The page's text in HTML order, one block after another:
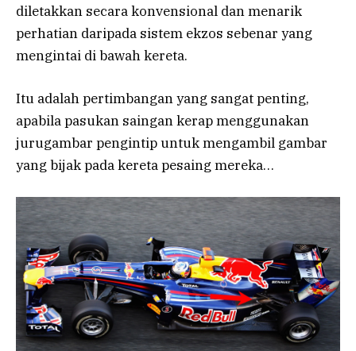
diletakkan secara konvensional dan menarik
perhatian daripada sistem ekzos sebenar yang
mengintai di bawah kereta.
Itu adalah pertimbangan yang sangat penting,
apabila pasukan saingan kerap menggunakan
jurugambar pengintip untuk mengambil gambar
yang bijak pada kereta pesaing mereka…